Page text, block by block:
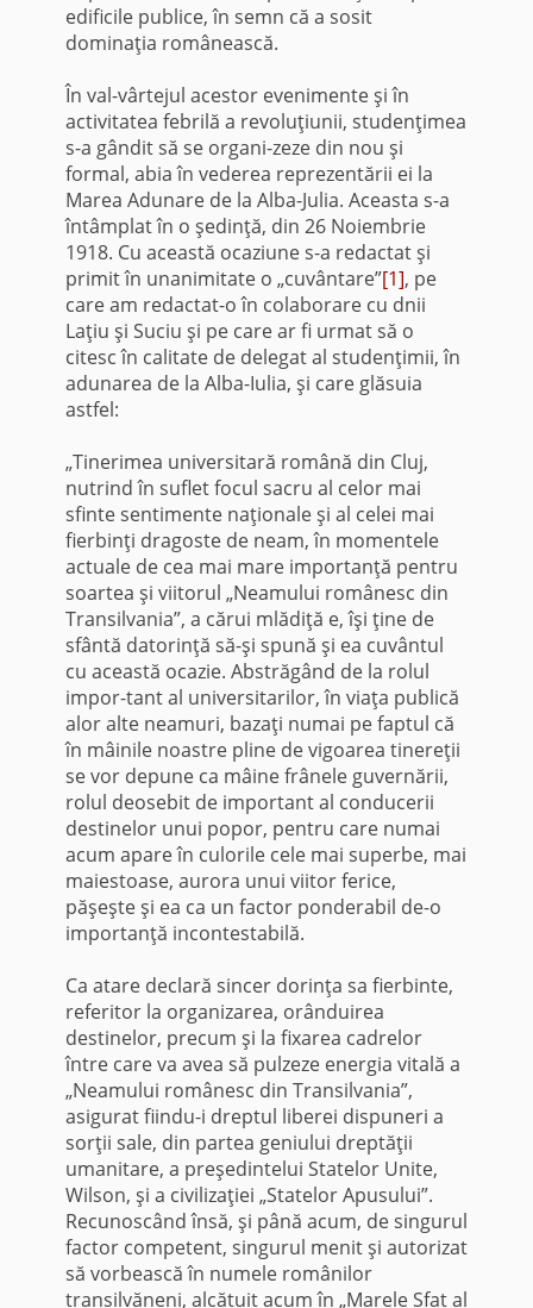
edificile publice, în semn că a sosit
dominaţia românească.
În val-vârtejul acestor evenimente şi în
activitatea febrilă a revoluţiunii, studenţimea
s-a gândit să se organi-zeze din nou şi
formal, abia în vederea reprezentării ei la
Marea Adunare de la Alba-Julia. Aceasta s-a
întâmplat în o şedinţă, din 26 Noiembrie
1918. Cu această ocaziune s-a redactat şi
primit în unanimitate o „cuvân­tare”[1], pe
care am redactat-o în colaborare cu dnii
Laţiu şi Suciu şi pe care ar fi urmat să o
citesc în calitate de delegat al studenţimii, în
adunarea de la Alba-Iulia, şi care glăsuia
astfel:
„Tinerimea universitară română din Cluj,
nutrind în suflet focul sacru al celor mai
sfinte sentimente naţionale şi al celei mai
fierbinţi dragoste de neam, în momentele
actuale de cea mai mare importanţă pentru
soartea şi viitorul „Neamului românesc din
Transilvania”, a cărui mlădiţă e, îşi ţine de
sfântă datorinţă să-şi spună şi ea cuvântul
cu această ocazie. Abstrăgând de la rolul
impor-tant al universitarilor, în viaţa publică
alor alte neamuri, bazaţi numai pe faptul că
în mâinile noastre pline de vigoarea tinereţii
se vor depune ca mâine frânele guvernării,
rolul deosebit de important al conducerii
destinelor unui popor, pentru care numai
acum apare în culorile cele mai superbe, mai
maiestoase, aurora unui viitor ferice,
păşeşte şi ea ca un factor ponderabil de-o
importanţă incon­testabilă.
Ca atare declară sincer dorinţa sa fierbinte,
referitor la organizarea, orânduirea
destinelor, precum şi la fixarea cadrelor
între care va avea să pulzeze energia vitală a
„Neamului ro­mânesc din Transilvania”,
asigurat fiindu-i dreptul liberei dis­puneri a
sorţii sale, din partea geniului dreptăţii
umanitare, a preşedintelui Statelor Unite,
Wilson, şi a civilizaţiei „Statelor Apusului”.
Recunoscând însă, şi până acum, de singurul
factor competent, singurul menit şi autorizat
să vorbească în numele românilor
transilvăneni, alcătuit acum în „Marele Sfat al